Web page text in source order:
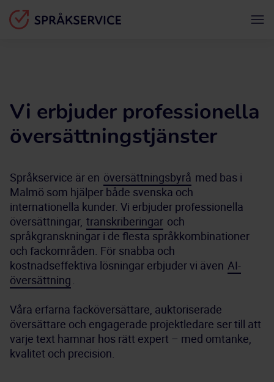
Vi erbjuder professionella
översättningstjänster
Språkservice är en översättningsbyrå med bas i
Malmö som hjälper både svenska och
internationella kunder. Vi erbjuder professionella
översättningar, transkriberingar och
språkgranskningar i de flesta språkkombinationer
och fackområden. För snabba och
kostnadseffektiva lösningar erbjuder vi även AI-
översättning.
Våra erfarna facköversättare, auktoriserade
översättare och engagerade projektledare ser till att
varje text hamnar hos rätt expert – med omtanke,
kvalitet och precision.